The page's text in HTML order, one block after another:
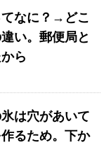
なに？→どこ
い。郵便局と
ら
は穴があいて
るため。下か